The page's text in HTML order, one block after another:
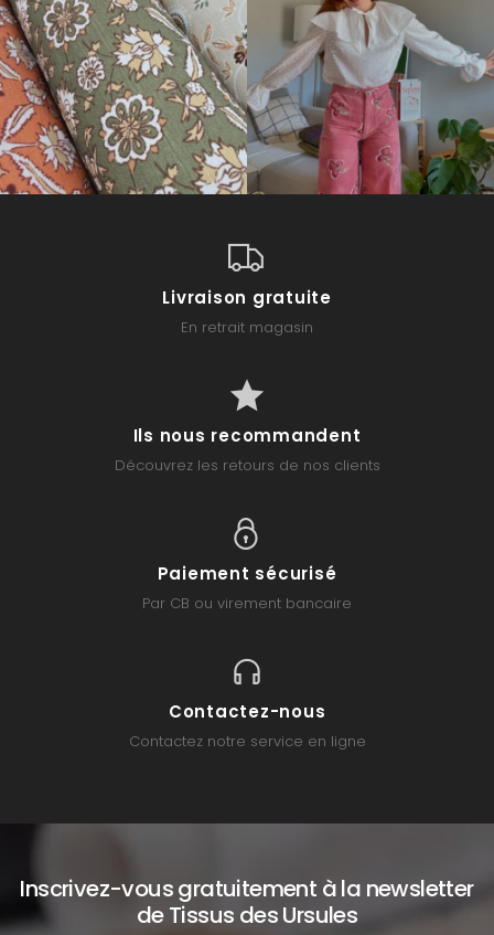
Livraison gratuite
En retrait magasin
Ils nous recommandent
Découvrez les retours de nos clients
Paiement sécurisé
Par CB ou virement bancaire
Contactez-nous
Contactez notre service en ligne
Inscrivez-vous gratuitement à la newsletter
de Tissus des Ursules